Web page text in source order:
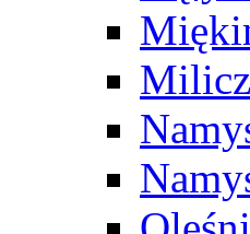
Milicz